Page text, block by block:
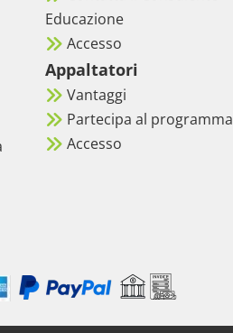
Educazione
Accesso
Appaltatori
Vantaggi
Partecipa al programma
Accesso